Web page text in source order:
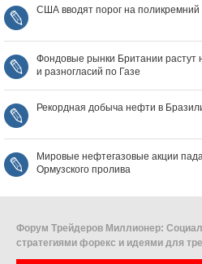
США вводят порог на поликремний
Фондовые рынки Британии
и разногласий по Газе
Рекордная добыча нефти в
Мировые нефтегазовые акции
Ормузского пролива
Форум Трейдеров Миллионер:
стратегиями форекс и идеями для